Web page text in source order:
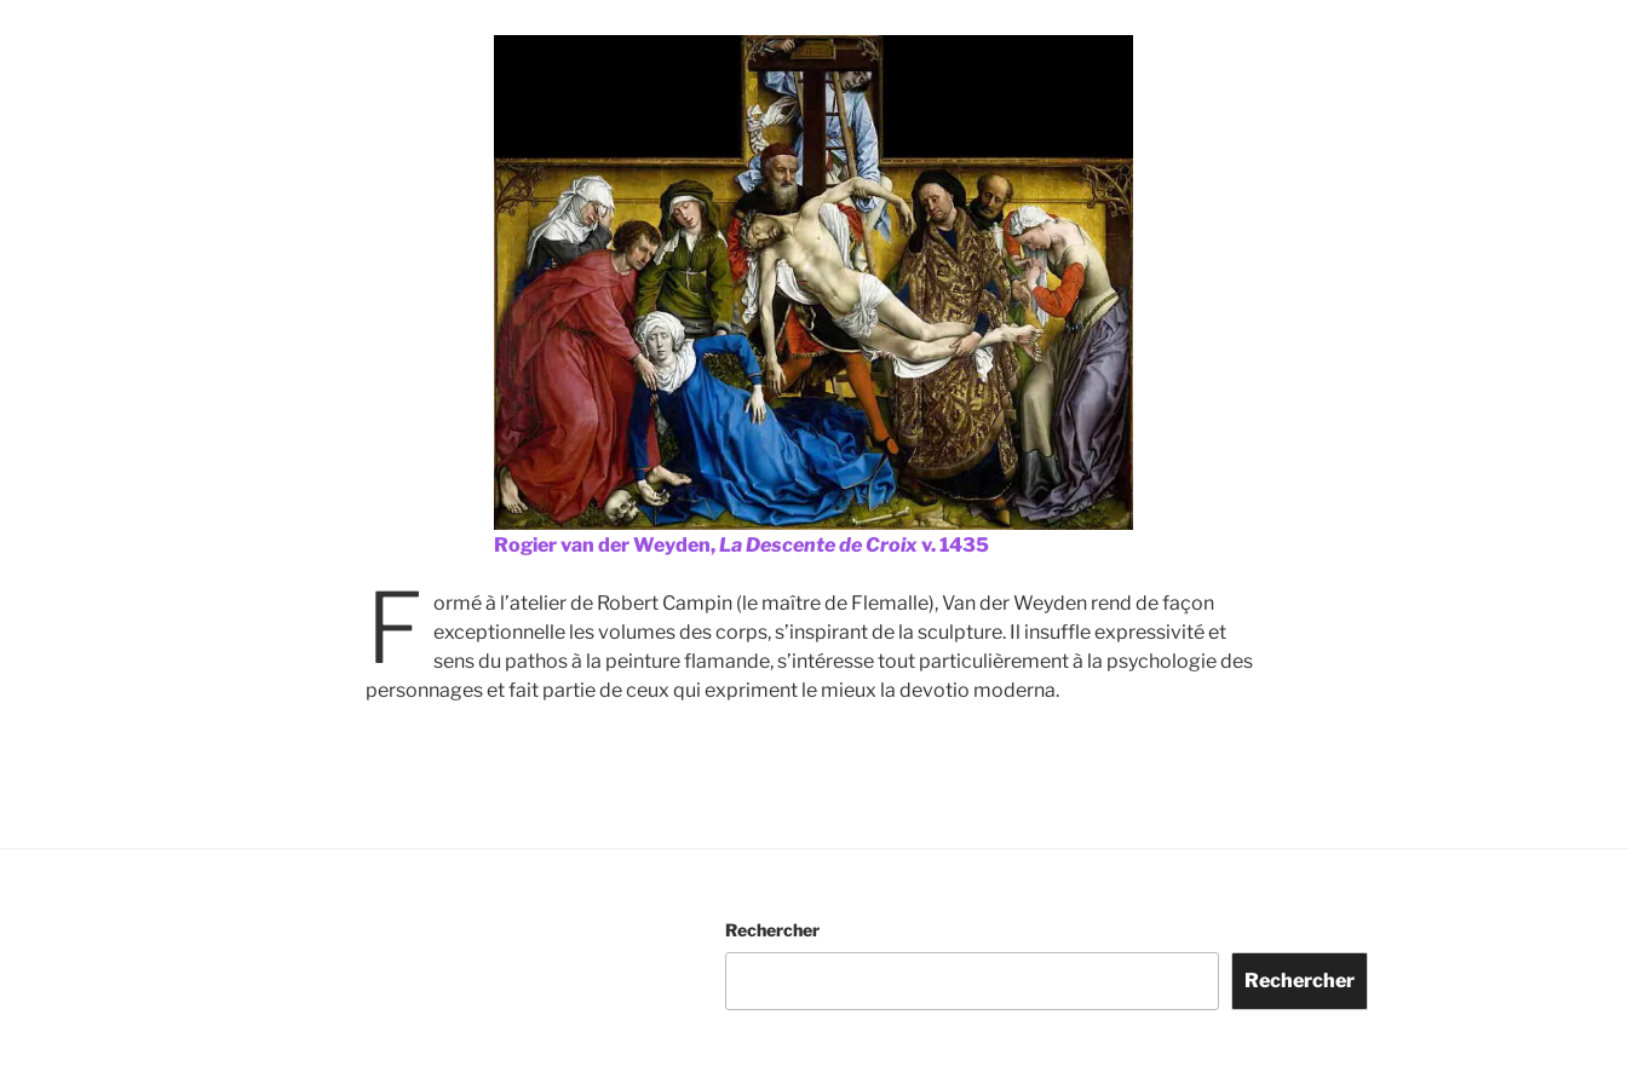
Rogier van der Weyden,La Descente de Croixv. 1435
F
ormé à l’atelier de Robert Campin (le maître de Flemalle), Van der Weyden rend de façon
exceptionnelle les volumes des corps, s’inspirant de la sculpture. Il insuffle expressivité et
sens du pathos à la peinture flamande, s’intéresse tout particulièrement à la psychologie des
personnages et fait partie de ceux qui expriment le mieux la devotio moderna.
Rechercher
Rechercher